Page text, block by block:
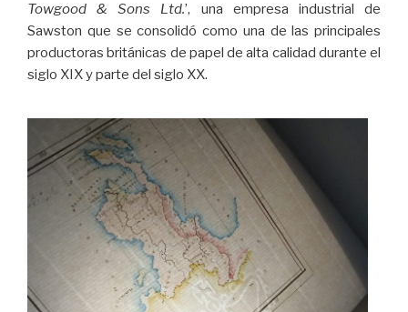
Towgood & Sons Ltd.’, una empresa industrial de
Sawston que se consolidó como una de las principales
productoras británicas de papel de alta calidad durante el
siglo XIX y parte del siglo XX.